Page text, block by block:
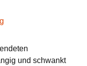
und schwankt